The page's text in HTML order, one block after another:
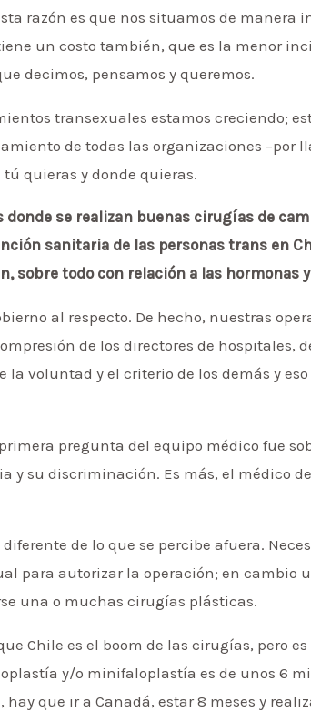
razón es que nos situamos de manera
un costo también, que es la menor
decimos, pensamos y queremos.
transexuales estamos creciendo;
de todas las organizaciones –por
quieras y donde quieras.
donde se realizan buenas cirugías de
sanitaria de las personas trans en
sobre todo con relación a las hormonas
al respecto. De hecho, nuestras
de los directores de hospitales,
la voluntad y el criterio de los demás y
pregunta del equipo médico fue
y su discriminación. Es más, el médico
de lo que se percibe afuera.
para autorizar la operación; en cambio
una o muchas cirugías plásticas.
Chile es el boom de las cirugías, pero
y/o minifaloplastía es de unos 6
que ir a Canadá, estar 8 meses y